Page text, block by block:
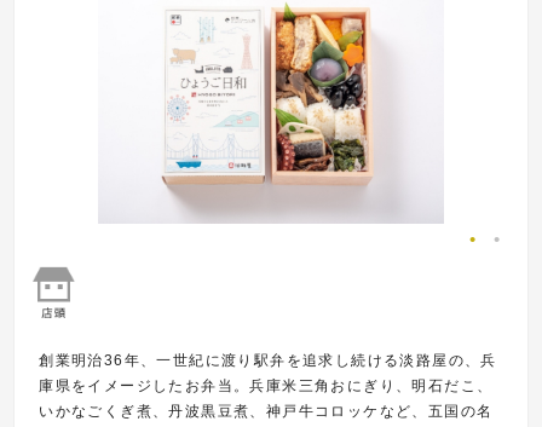
創業明治36年、一世紀に渡り駅弁を追求し続ける淡路屋の、兵
庫県をイメージしたお弁当。兵庫米三角おにぎり、明石だこ、
いかなごくぎ煮、丹波黒豆煮、神戸牛コロッケなど、五国の名